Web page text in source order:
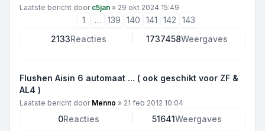
Laatste bericht door c5jan » 29 okt 2024 15:49
1 … 139 140 141 142
143
2133Reacties 1737458Weergaves
Flushen Aisin 6 automaat ... ( ook geschikt voor ZF &
AL4 )
Laatste bericht door Menno » 21 feb 2012 10:04
0Reacties 51641Weergaves